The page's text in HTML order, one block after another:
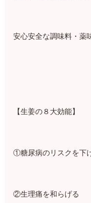
安心安全な調味料・薬
【生姜の８大効能】
①糖尿病のリスクを下
②生理痛を和らげる